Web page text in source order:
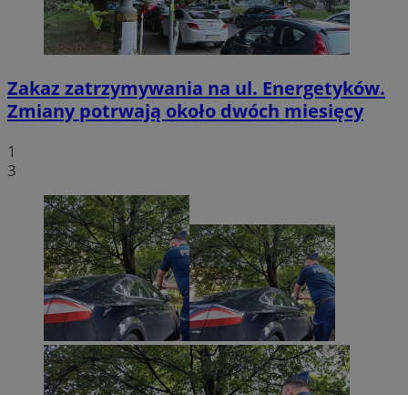
Zakaz zatrzymywania na ul. Energetyków.
Zmiany potrwają około dwóch miesięcy
1
3